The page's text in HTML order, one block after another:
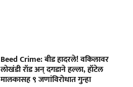
Beed Crime: बीड हादरले! वकिलावर
लोखंडी रॉड अन् दगडाने हल्ला, हॉटेल
मालकासह ९ जणांविरोधात गुन्हा